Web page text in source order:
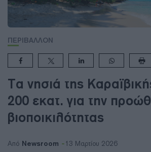
ΠΕΡΙΒΑΛΛΟΝ
Τα νησιά της
200 εκατ. για την
βιοποικιλότητας
Από Newsroom 13 Μαρτίου 2026